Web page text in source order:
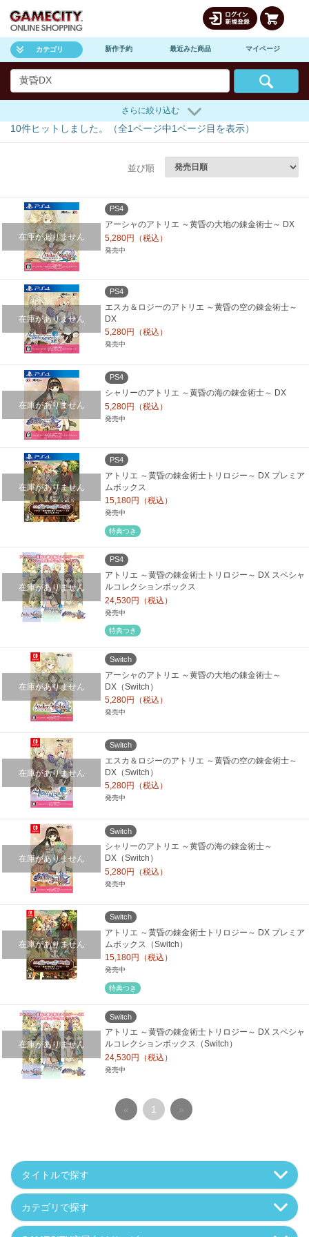
カテゴリ 新作予約 最近みた商品 マイページ
さらに絞り込む
10件ヒットしました。（全1ページ中1ページ目を表示）
並び順
在庫がありません
PS4
アーシャのアトリエ ～黄昏の大地の錬金術士～ DX
5,280円（税込）
発売中
在庫がありません
PS4
エスカ＆ロジーのアトリエ ～黄昏の空の錬金術士～
DX
5,280円（税込）
発売中
在庫がありません
PS4
シャリーのアトリエ ～黄昏の海の錬金術士～ DX
5,280円（税込）
発売中
在庫がありません
PS4
アトリエ ～黄昏の錬金術士トリロジー～ DX プレミア
ムボックス
15,180円（税込）
発売中
特典つき
在庫がありません
PS4
アトリエ ～黄昏の錬金術士トリロジー～ DX スペシャ
ルコレクションボックス
24,530円（税込）
発売中
特典つき
在庫がありません
Switch
アーシャのアトリエ ～黄昏の大地の錬金術士～
DX（Switch）
5,280円（税込）
発売中
在庫がありません
Switch
エスカ＆ロジーのアトリエ ～黄昏の空の錬金術士～
DX（Switch）
5,280円（税込）
発売中
在庫がありません
Switch
シャリーのアトリエ ～黄昏の海の錬金術士～
DX（Switch）
5,280円（税込）
発売中
在庫がありません
Switch
アトリエ ～黄昏の錬金術士トリロジー～ DX プレミア
ムボックス（Switch）
15,180円（税込）
発売中
特典つき
在庫がありません
Switch
アトリエ ～黄昏の錬金術士トリロジー～ DX スペシャ
ルコレクションボックス（Switch）
24,530円（税込）
発売中
« 1 »
タイトルで探す
カテゴリで探す